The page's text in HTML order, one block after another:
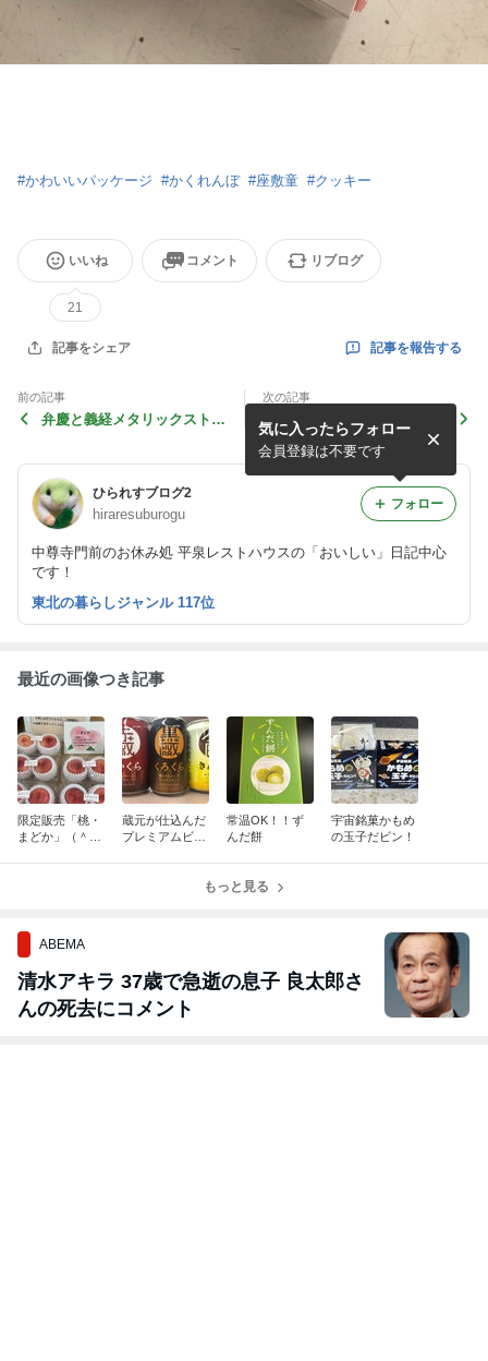
#かわいいパッケージ #かくれんぼ #座敷童 #クッキー
いいね
21
コメント リブログ
記事をシェア 記事を報告する
前の記事
弁慶と義経メタリックストラ
次の記事
ご当地「仕事猫」アクリルキ
ーホルダー
ひられすブログ2
hiraresuburogu
中尊寺門前のお休み処 平泉レストハウスの「おいしい」日記中心
です！
気に入ったらフォロー
会員登録は不要です
フォロー
東北の暮らしジャンル 117位
最近の画像つき記事
限定販売「桃・
まどか」（＾
蔵元が仕込んだ
プレミアムビー
常温OK！！ず
んだ餅
宇宙銘菓かもめ
の玉子だビン！
もっと見る
ABEMA
清水アキラ 37歳で急逝の息子 良太郎さ
んの死去にコメント